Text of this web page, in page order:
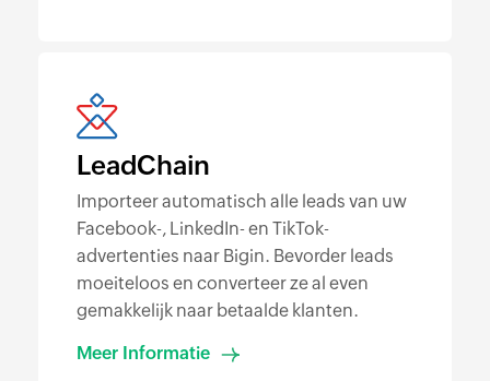
LeadChain
Importeer automatisch alle leads van uw
Facebook-, LinkedIn- en TikTok-
advertenties naar Bigin. Bevorder leads
moeiteloos en converteer ze al even
gemakkelijk naar betaalde klanten.
Meer Informatie